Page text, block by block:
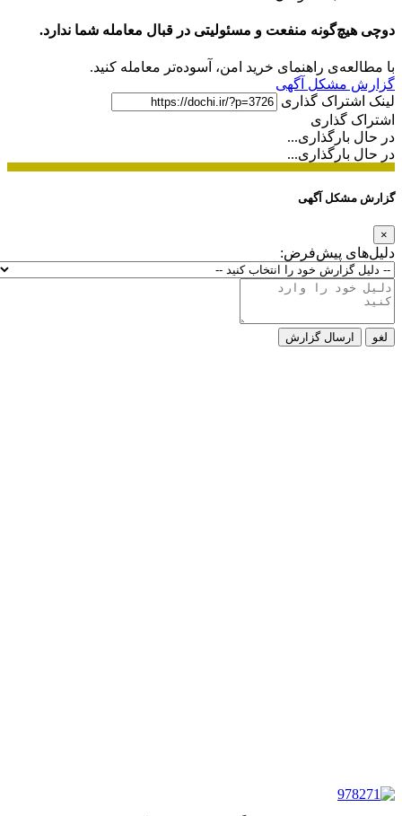
دوچی هیچ‌گونه منفعت و مسئولیتی در قبال معامله شما ندارد.
با مطالعه‌ی راهنمای خرید امن، آسوده‌تر معامله کنید.
گزارش مشکل آگهی
لینک اشتراک گذاری
اشتراک گذاری
در حال بارگذاری...
در حال بارگذاری...
گزارش مشکل آگهی
×
دلیل‌های پیش‌فرض:
لغو ارسال گزارش